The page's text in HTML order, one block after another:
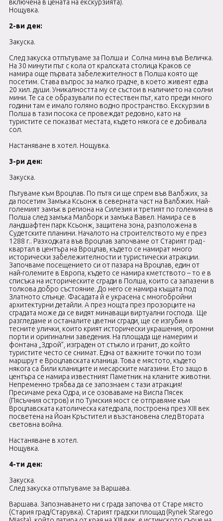
включена в цената на екскурзията).
Нощувка.
2-ви ден:
Закуска.
След закуска отпътуваме за Полша и Солна мина във Величка.
На 30 минути път с кола от кралската столица Краков се
намира още първата забележителност в Полша която ще
посетим. Става въпрос за малко градче, в което живеят едва
20 хил. души. Уникалността му се състои в наличието на солни
мини. Те са се образували по естествен път, като преди много
години там е имало голямо водно пространство. Екскурзии в
Полша в тази посока се провеждат редовно, като на
туристите се показват местата, където някога се е добивала
сол.
Настаняване в хотел. Нощувка.
3-ри ден:
Закуска.
Пътуваме към Вроцлав. По пътя си ще спрем във Валбжих, за
да посетим Замъка Ксьонж в северната част на Валбжих. Най-
големият замък в региона на Силезия и третият по големина в
Полша след замъка Малборк и замъка Вавел. Намира се в
ландшафтен парк Ксьонж, защитена зона, разположена в
Судетските планини. Началото на строителството му е през
1288 г.. Разходката във Вроцлав започваме от Старият град -
квартал в центъра на Вроцлав, където се намират много
исторически забележителности и туристически атракции.
Започваме посещението си от пазара на Вроцлав, един от
най-големите в Европа, където се намира кметството – то е в
списъка на историческите сгради в Полша, които са запазени в
толкова добро състояние. До него се намира къщата под
Златното слънце. Фасадата й е украсена с многобройни
архитектурни детайли. А през нощта през прозорците на
сградата може да се видят минаващи виртуални господа. Ще
разгледаме и останалите цветни сгради, ще се изгубим в
тесните улички, които крият исторически украшения, огромни
порти и оригинални заведения. На площада ще намерим и
фонтана „Здрой”, изграден от стъкло и гранит, до който
туристите често се снимат. Една от важните точки по този
маршрут е Вроцлавската кланица. Това е мястото, където
някога са били кланиците и месарските магазини. Ето защо в
центъра се намира известният Паметник на кланите животни.
Непременно трябва да се запознаем с тази атракция!
Пресичаме река Одра, и се озоваваме на Виспа Пясек
(Пясъчния остров) и по Тумския мост се отправяме към
Вроцлавската католическа катедрала, построена през XIII век
посветена на Йоан Кръстител и възстановена след Втората
световна война.
Настаняване в хотел.
Нощувка.
4-ти ден:
Закуска.
След закуска отпътуваме за Варшава.
Варшава. Запознаването ни с града започва от Старе място
(Стария град/Старувка). Старият градски площад (Rynek Starego